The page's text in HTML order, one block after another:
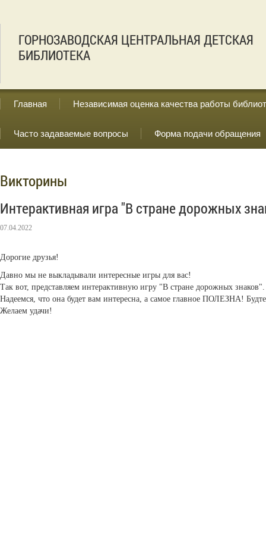
ГОРНОЗАВОДСКАЯ ЦЕНТРАЛЬНАЯ ДЕТСКАЯ
БИБЛИОТЕКА
Главная Независимая оценка качества работы
Часто задаваемые вопросы Форма подачи обращения
Викторины
Интерактивная игра "В стране дорожных
07.04.2022
Дорогие друзья!
Давно мы не выкладывали интересные игры для вас!
Так вот, представляем интерактивную игру "В стране дорожных
Надеемся, что она будет вам интересна, а самое главное ПОЛЕЗНА!
Желаем удачи!